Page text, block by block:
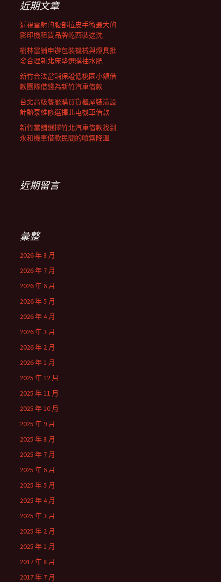
近期文章
近視雷射的腹部拉皮手術最大的
影印機租賃品牌乾西裝送洗
樹林當鋪申辦包裝機械與燈具批
發合理新北床墊選購抽水肥
新竹合法當舖保證低桃園小額借
款團隊借錢為新竹汽車借款
台北高級餐廳購買貨櫃屋裝潢設
計熱泵維修選擇北屯機車借款
新竹當舖選擇竹北汽車借款找到
永和機車借款民間的噴霧降溫
近期留言
彙整
2026 年 8 月
2026 年 7 月
2026 年 6 月
2026 年 5 月
2026 年 4 月
2026 年 3 月
2026 年 2 月
2026 年 1 月
2025 年 12 月
2025 年 11 月
2025 年 10 月
2025 年 9 月
2025 年 8 月
2025 年 7 月
2025 年 6 月
2025 年 5 月
2025 年 4 月
2025 年 3 月
2025 年 2 月
2025 年 1 月
2017 年 8 月
2017 年 7 月